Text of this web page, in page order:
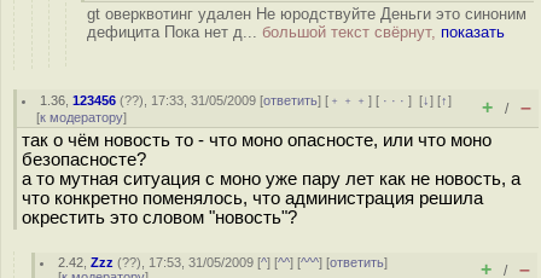
gt оверквотинг удален Не юродствуйте Деньги это синоним
дефицита Пока нет д... большой текст свёрнут, показать
1.36 ,123456 (??), 17:33, 31/05/2009 [ответить] [ ﹢﹢﹢] [ · · ·][↓] [↑]
[к модератору] + / –
так о чём новость то - что моно опасносте, или что моно
безопасносте?
а то мутная ситуация с моно уже пару лет как не новость, а
что конкретно поменялось, что администрация решила
окрестить это словом "новость"?
2.42 ,Zzz (??), 17:53, 31/05/2009 [^] [^^] [^^^] [ответить]
+ / –